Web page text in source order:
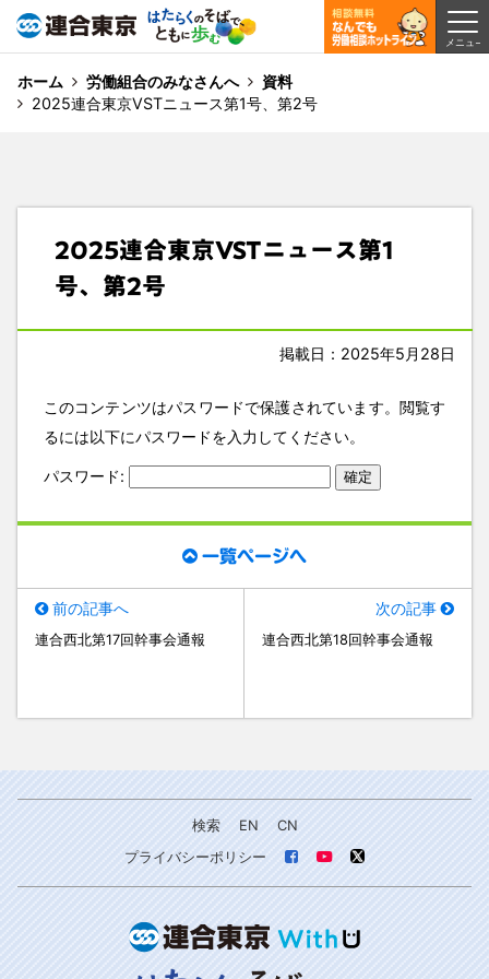
ホーム 労働組合のみなさんへ
資料
2025連合東京VSTニュース第1号、第2号
2025連合東京VSTニュース第1
号、第2号
掲載日：2025年5月28日
このコンテンツはパスワードで保護されています。閲覧す
るには以下にパスワードを入力してください。
パスワード:
一覧ページへ
前の記事へ
連合西北第17回幹事会通報
次の記事
連合西北第18回幹事会通報
検索 EN
CN
プライバシーポリシー